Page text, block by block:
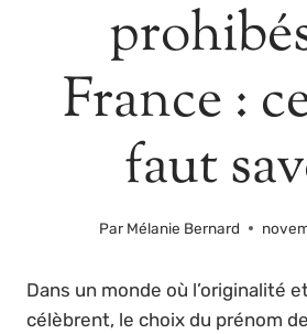
France :
faut
Par Mélanie Bernard
Dans un monde où l’originalité
célèbrent, le choix du prénom